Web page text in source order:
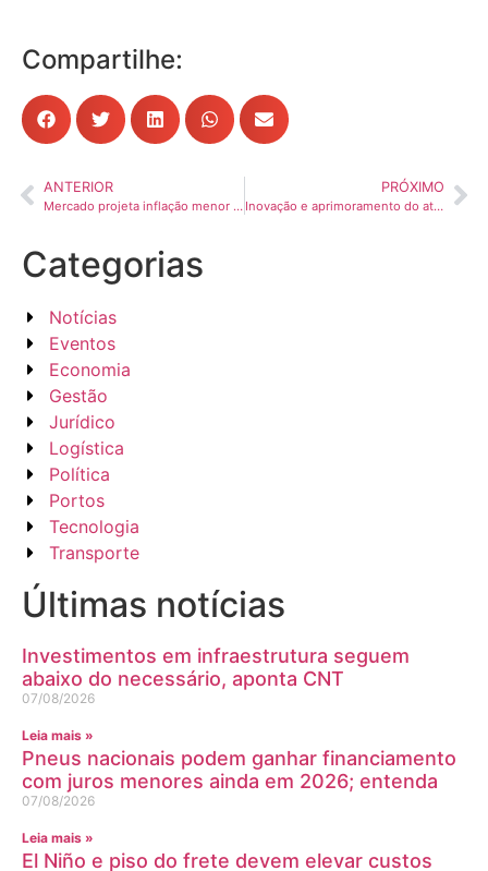
Compartilhe:
ANTERIOR
Mercado projeta inflação menor para 2026 e mantém estimativa de crescimento
PRÓXIMO
Inovação e aprimoramento do atendimento pautam a agenda do SEST SENAT em 2026
Categorias
Notícias
Eventos
Economia
Gestão
Jurídico
Logística
Política
Portos
Tecnologia
Transporte
Últimas notícias
Investimentos em infraestrutura seguem
abaixo do necessário, aponta CNT
07/08/2026
Leia mais »
Pneus nacionais podem ganhar financiamento
com juros menores ainda em 2026; entenda
07/08/2026
Leia mais »
El Niño e piso do frete devem elevar custos